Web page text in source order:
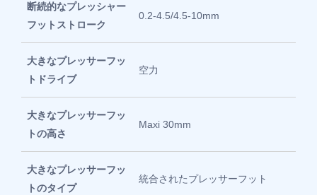
断続的なプレッシャー
フットストローク
0.2-4.5/4.5-10mm
大きなプレッサーフッ
トドライブ
空力
大きなプレッサーフッ
トの高さ
Maxi 30mm
大きなプレッサーフッ
トのタイプ
統合されたプレッサーフット